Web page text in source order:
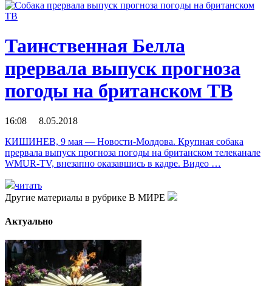
Таинственная Белла
прервала выпуск прогноза
погоды на британском ТВ
16:08 8.05.2018
КИШИНЕВ, 9 мая — Новости-Молдова. Крупная собака
прервала выпуск прогноза погоды на британском телеканале
WMUR-TV, внезапно оказавшись в кадре. Видео …
читать
Другие материалы в рубрике В МИРЕ
Актуально